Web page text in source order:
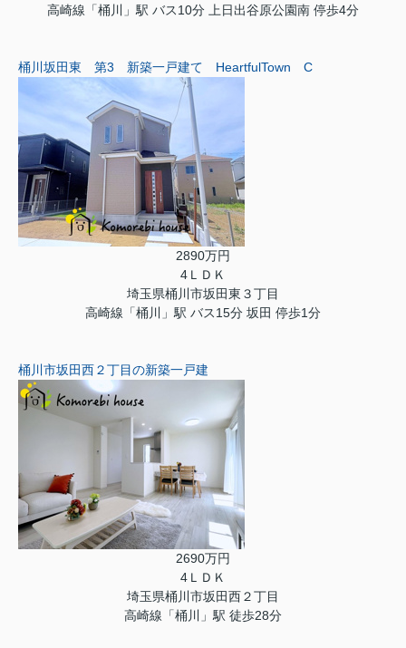
高崎線「桶川」駅 バス10分 上日出谷原公園南 停歩4分
桶川坂田東 第3 新築一戸建て HeartfulTown C
2890万円
4ＬＤＫ
埼玉県桶川市坂田東３丁目
高崎線「桶川」駅 バス15分 坂田 停歩1分
桶川市坂田西２丁目の新築一戸建
2690万円
4ＬＤＫ
埼玉県桶川市坂田西２丁目
高崎線「桶川」駅 徒歩28分